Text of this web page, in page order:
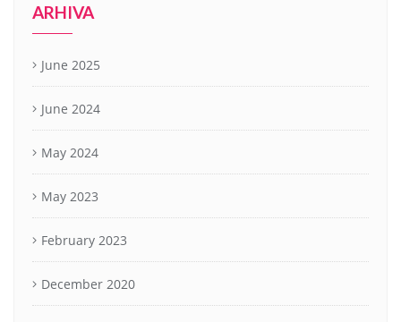
ARHIVA
June 2025
June 2024
May 2024
May 2023
February 2023
December 2020